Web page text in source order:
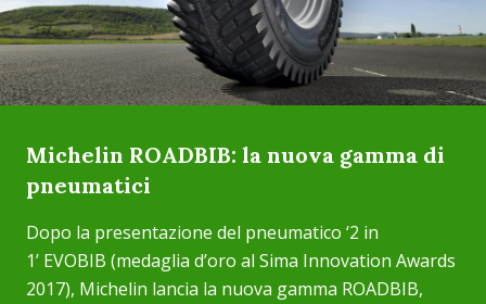
Michelin ROADBIB: la nuova gamma di
pneumatici
Dopo la presentazione del pneumatico ‘2 in
1’ EVOBIB (medaglia d’oro al Sima Innovation Awards
2017), Michelin lancia la nuova gamma ROADBIB,